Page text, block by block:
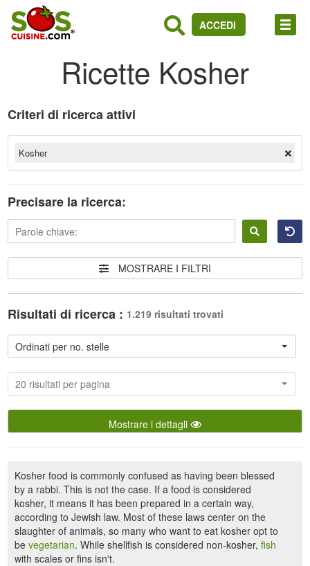
ACCEDI
Ricette Kosher
Criteri di ricerca attivi
Kosher
Precisare la ricerca:
MOSTRARE I FILTRI
Risultati di ricerca : 1.219 risultati trovati
Ordinati per no. stelle
20 risultati per pagina
Mostrare i dettagli
Kosher food is commonly confused as having been blessed
by a rabbi. This is not the case. If a food is considered
kosher, it means it has been prepared in a certain way,
according to Jewish law. Most of these laws center on the
slaughter of animals, so many who want to eat kosher opt to
bevegetarian. While shellfish is considered non-kosher,fish
with scales or fins isn't.